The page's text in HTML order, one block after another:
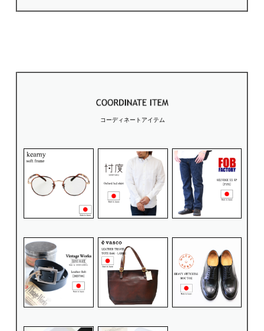
コーディネートアイテム